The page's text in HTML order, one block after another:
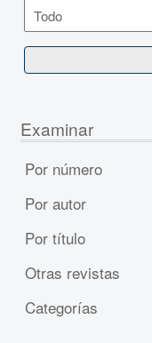
Examinar
Por número
Por autor
Por título
Otras revistas
Categorías